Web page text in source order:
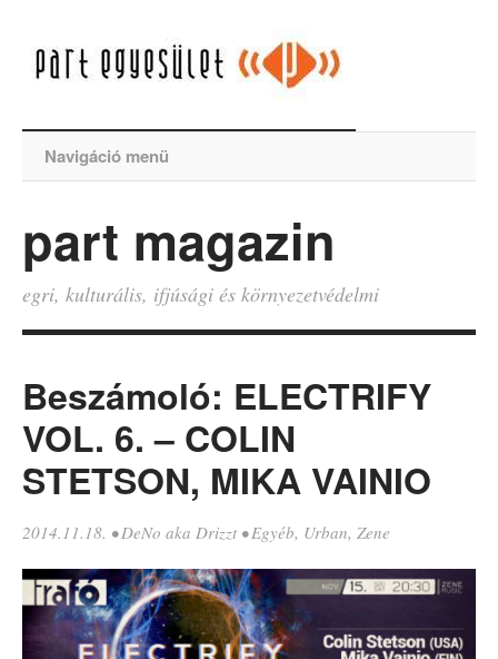
Navigáció menü
part magazin
egri, kulturális, ifjúsági és környezetvédelmi
Beszámoló: ELECTRIFY
VOL. 6. – COLIN
STETSON, MIKA VAINIO
2014.11.18. •DeNo aka Drizzt •Egyéb, Urban, Zene